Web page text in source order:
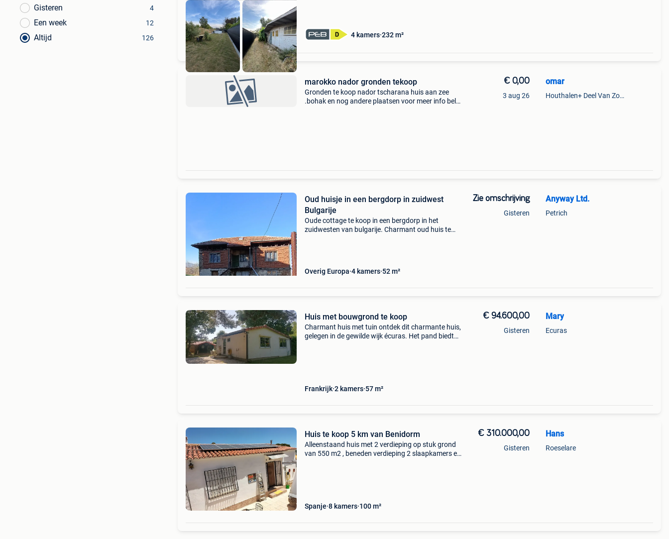
Gisteren 4
Een week 12
Altijd 126 4 kamers 232 m²
marokko nador gronden tekoop
Gronden te koop nador tscharana huis aan zee
.bohak en nog andere plaatsen voor meer info bel
€ 0,00
3 aug 26
omar
Houthalen+ Deel Van Zonhoven En Zolder
Oud huisje in een bergdorp in zuidwest
Bulgarije
Oude cottage te koop in een bergdorp in het
zuidwesten van bulgarije. Charmant oud huis te
Overig Europa 4 kamers 52 m²
Zie omschrijving
Gisteren
Anyway Ltd.
Petrich
Huis met bouwgrond te koop
Charmant huis met tuin ontdek dit charmante huis,
gelegen in de gewilde wijk écuras. Het pand biedt
Frankrijk 2 kamers 57 m²
€ 94.600,00
Gisteren
Mary
Ecuras
Huis te koop 5 km van Benidorm
Alleenstaand huis met 2 verdieping op stuk grond
van 550 m2 , beneden verdieping 2 slaapkamers en
Spanje 8 kamers 100 m²
€ 310.000,00
Gisteren
Hans
Roeselare